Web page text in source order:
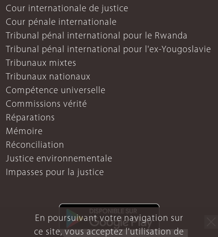
En poursuivant votre navigation sur
ce site, vous acceptez l'utilisation de
Cour internationale de justice
Cour pénale internationale
Tribunal pénal international pour le Rwanda
Tribunal pénal international pour l'ex-Yougoslavie
Tribunaux mixtes
Tribunaux nationaux
Compétence universelle
Commissions vérité
Réparations
Mémoire
Réconciliation
Justice environnementale
Impasses pour la justice